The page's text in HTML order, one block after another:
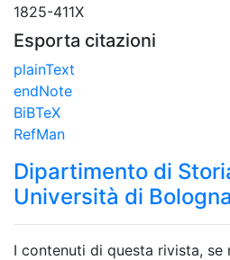
1825-411X
Esporta citazioni
plainText
endNote
BiBTeX
RefMan
Dipartimento di
Università di Bologna
I contenuti di questa rivista, se